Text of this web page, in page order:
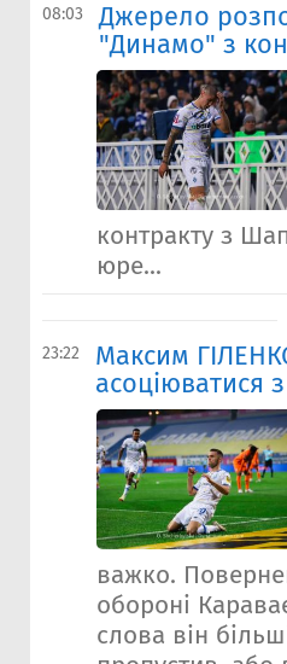
08:03
Джерело
"Динамо" з
контракту з
юре...
23:22
Максим
асоціюватися
важко.
обороні
слова він